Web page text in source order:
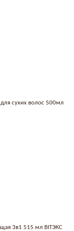
сухих волос 500мл
3в1 515 мл BITЭКС